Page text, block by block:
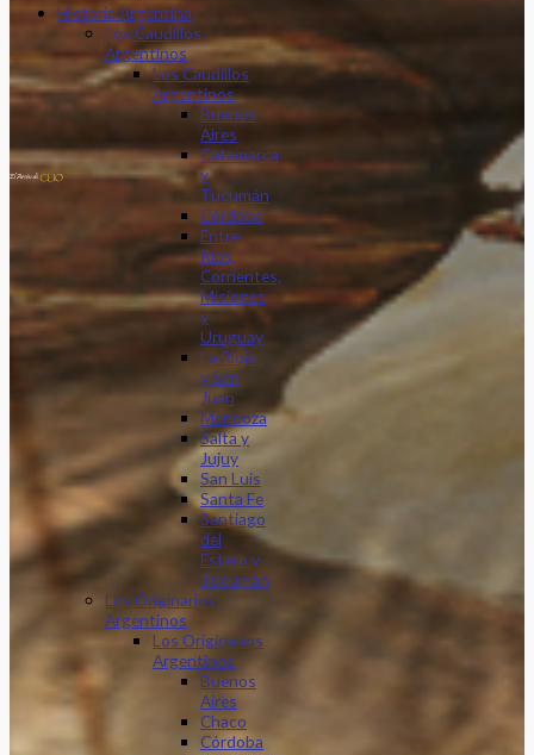
Historia Argentina
Los Caudillos
Argentinos
Los Caudillos
Argentinos
Buenos
Aires
Catamarca
y
Tucumán
Córdoba
Entre
Ríos,
Corrientes,
Misiones
y
Uruguay
La Rioja
y San
Juan
Mendoza
Salta y
Jujuy
San Luis
Santa Fe
Santiago
del
Estero y
Tucumán
Los Originarios
Argentinos
Los Originarios
Argentinos
Buenos
Aires
Chaco
Córdoba